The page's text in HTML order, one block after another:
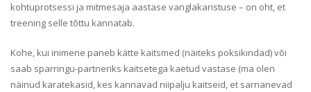
kohtuprotsessi ja mitmesaja aastase vanglakaristuse – on oht, et
treening selle tõttu kannatab.
Kohe, kui inimene paneb kätte kaitsmed (näiteks poksikindad) või
saab sparringu-partneriks kaitsetega kaetud vastase (ma olen
näinud karatekasid, kes kannavad niipalju kaitseid, et sarnanevad